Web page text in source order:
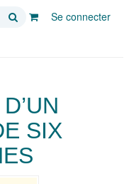
Se connecter
SIX